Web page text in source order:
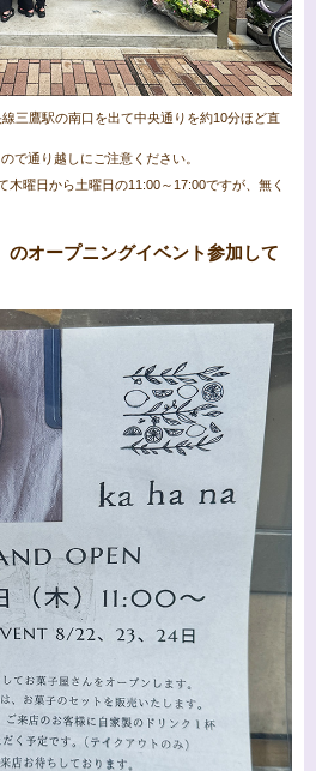
三鷹駅の南口を出て中央通りを約10分ほど直
で通り越しにご注意ください。
木曜日から土曜日の11:00～17:00ですが、無く
のオープニングイベント参加して